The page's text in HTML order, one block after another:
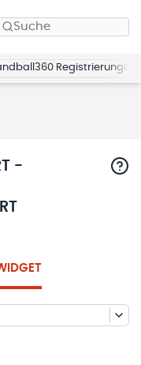
Suche
Registrierung
-